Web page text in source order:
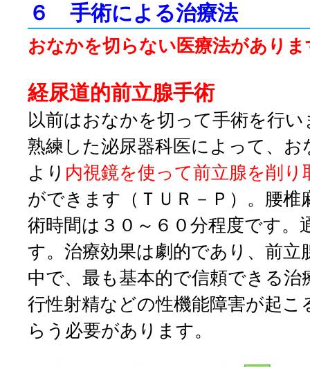
６ 手術による治療法
おなかを切らない医療法がありま
経尿道的前立腺手術
以前はおなかを切って手術を行
熟練した泌尿器科医によって、
より 内視鏡を使って前立腺を削り
ができます（ＴＵＲ－Ｐ）。腰椎
術時間は３０～６０分程度です。
す。 治療効果は劇的であり、前立
中で、最も基本的で信頼できる治
行性射精などの性機能障害が起こ
らう必要があります。